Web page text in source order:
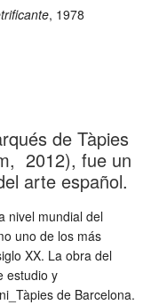
, 1978
de Tàpies
2012), fue un
arte español.
nivel mundial del
uno de los más
XX. La obra del
estudio y
de Barcelona.